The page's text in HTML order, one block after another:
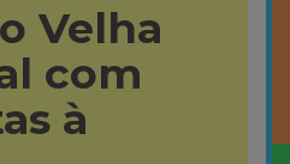
Velha
com
à